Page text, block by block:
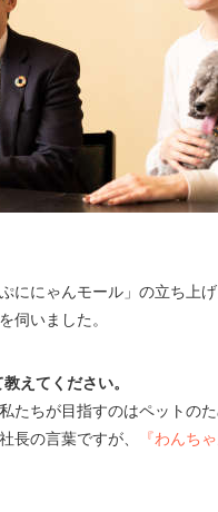
ににゃんモール」の立ち上
伺いました。
えてください。
たちが目指すのはペットの
長の言葉ですが、
『わんち